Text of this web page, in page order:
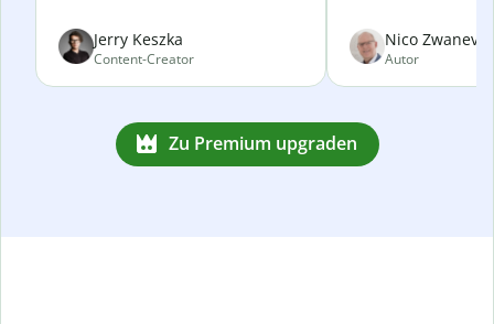
Jerry Keszka
Content-Creator
Nico
Autor
Zu Premium upgraden